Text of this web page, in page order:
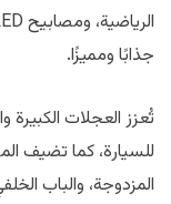
جذابًا ومميزًا.
تُعزز العجلات
المزدوجة، والباب